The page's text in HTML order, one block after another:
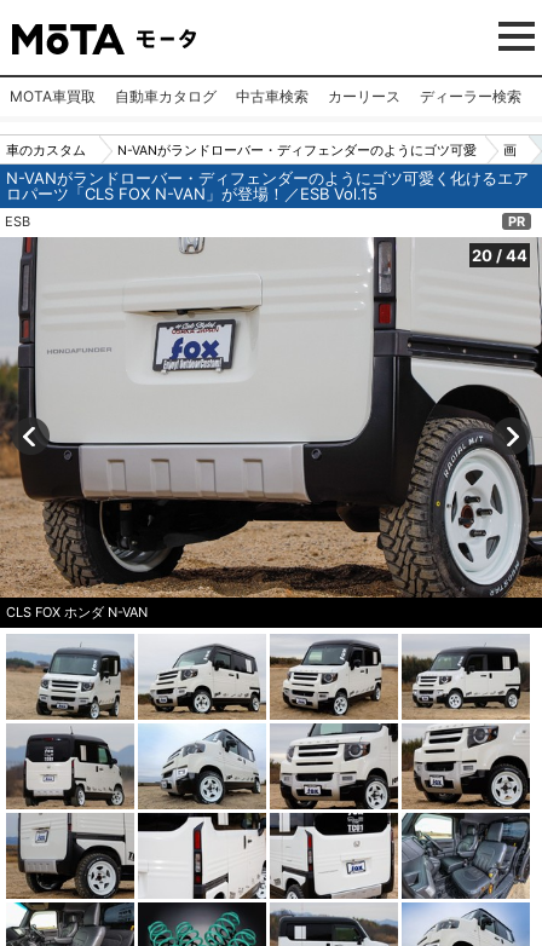
MOTA車買取 自動車カタログ 中古車検索 カーリース ディーラー検索
車のカスタム
パーツ（カー
用品）
N-VANがランドローバー・ディフェンダーのようにゴツ可愛
く化けるエアロパーツ「CLS FOX N-VAN」が登場！／ESB V
ol.15
画
像
No.
20
N-VANがランドローバー・ディフェンダーのようにゴツ可愛く化けるエア
ロパーツ「CLS FOX N-VAN」が登場！／ESB Vol.15
ESB PR
20 /44
CLS FOX ホンダ N-VAN